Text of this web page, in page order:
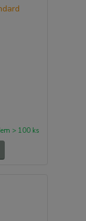
> 100 ks